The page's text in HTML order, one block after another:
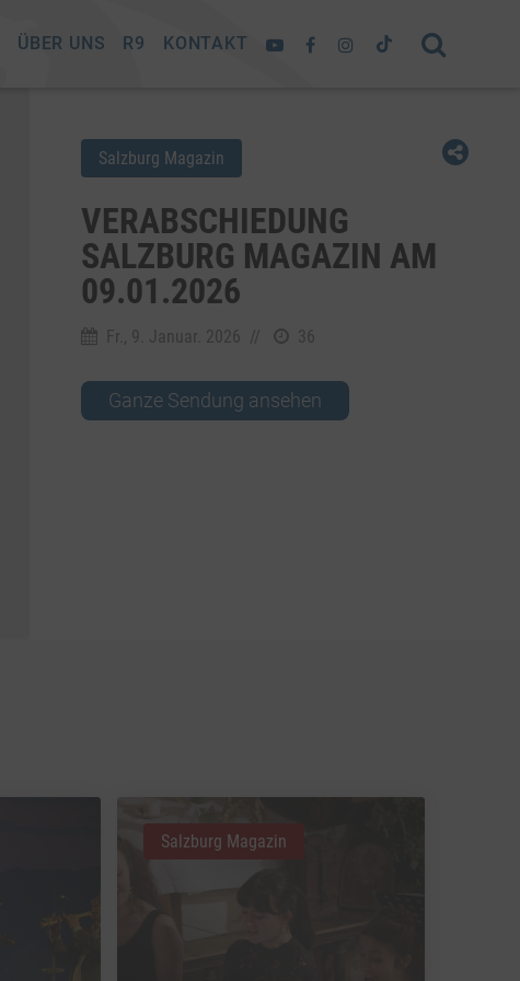
ÜBER UNS R9 KONTAKT
Salzburg Magazin
VERABSCHIEDUNG
SALZBURG MAGAZIN AM
09.01.2026
Fr., 9. Januar. 2026 // 36
Ganze Sendung ansehen
Salzburg Magazin